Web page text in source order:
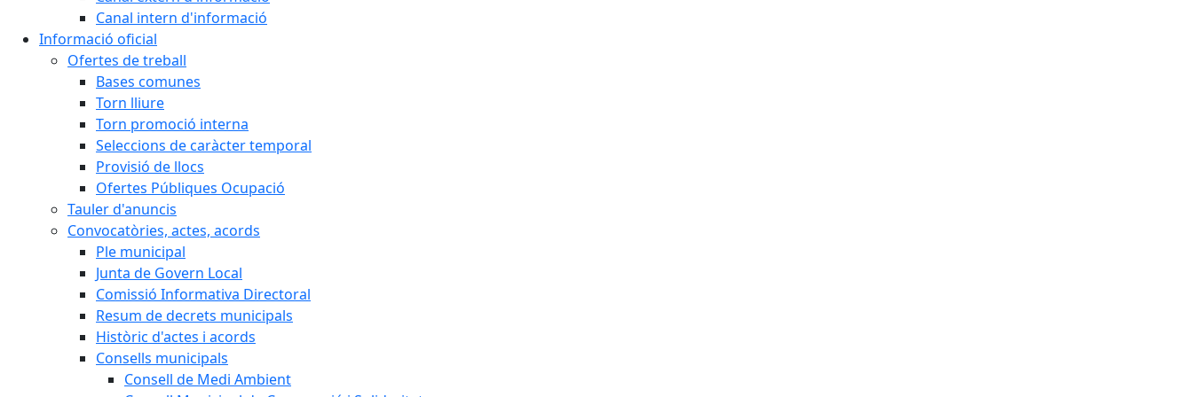
Canal intern d'informació
Informació oficial
Ofertes de treball
Bases comunes
Torn lliure
Torn promoció interna
Seleccions de caràcter temporal
Provisió de llocs
Ofertes Públiques Ocupació
Tauler d'anuncis
Convocatòries, actes, acords
Ple municipal
Junta de Govern Local
Comissió Informativa Directoral
Resum de decrets municipals
Històric d'actes i acords
Consells municipals
Consell de Medi Ambient